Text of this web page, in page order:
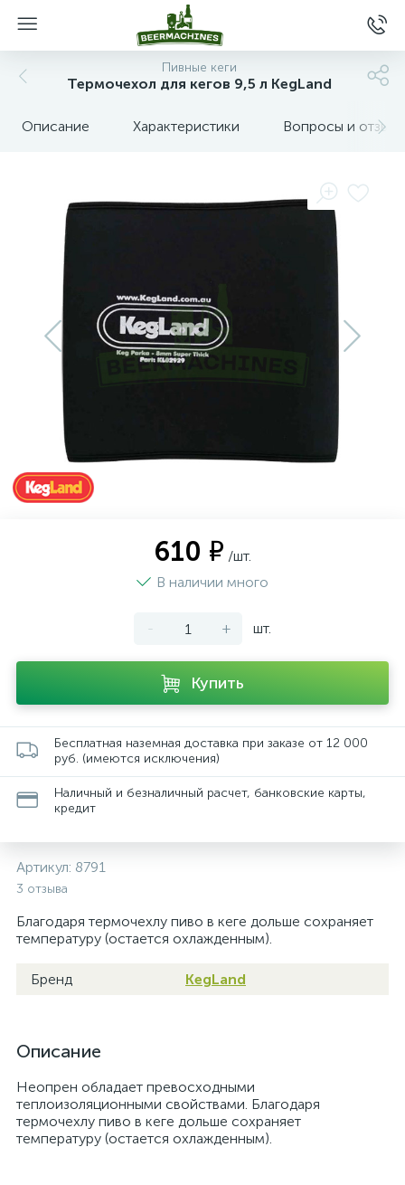
Пивные кеги
Термочехол для кегов 9,5 л KegLand
Описание Характеристики Вопросы и отзывы
610 ₽ /шт.
В наличии много
- + шт.
Купить
Бесплатная наземная доставка при заказе от 12 000
руб. (имеются исключения)
Наличный и безналичный расчет, банковские карты,
кредит
Артикул: 8791
3 отзыва
Благодаря термочехлу пиво в кеге дольше сохраняет
температуру (остается охлажденным).
Бренд KegLand
Описание
Неопрен обладает превосходными
теплоизоляционными свойствами. Благодаря
термочехлу пиво в кеге дольше сохраняет
температуру (остается охлажденным).